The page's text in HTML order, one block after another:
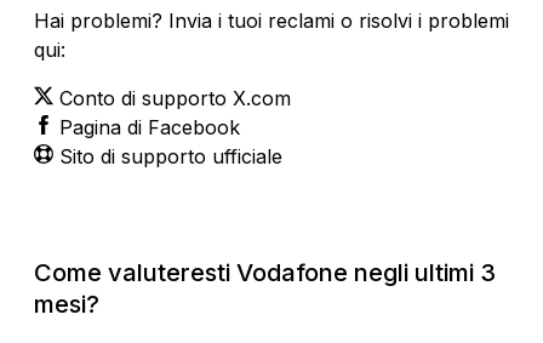
Hai problemi? Invia i tuoi reclami o risolvi i problemi
qui:
Conto di supporto X.com
Pagina di Facebook
Sito di supporto ufficiale
Come valuteresti Vodafone negli ultimi 3
mesi?